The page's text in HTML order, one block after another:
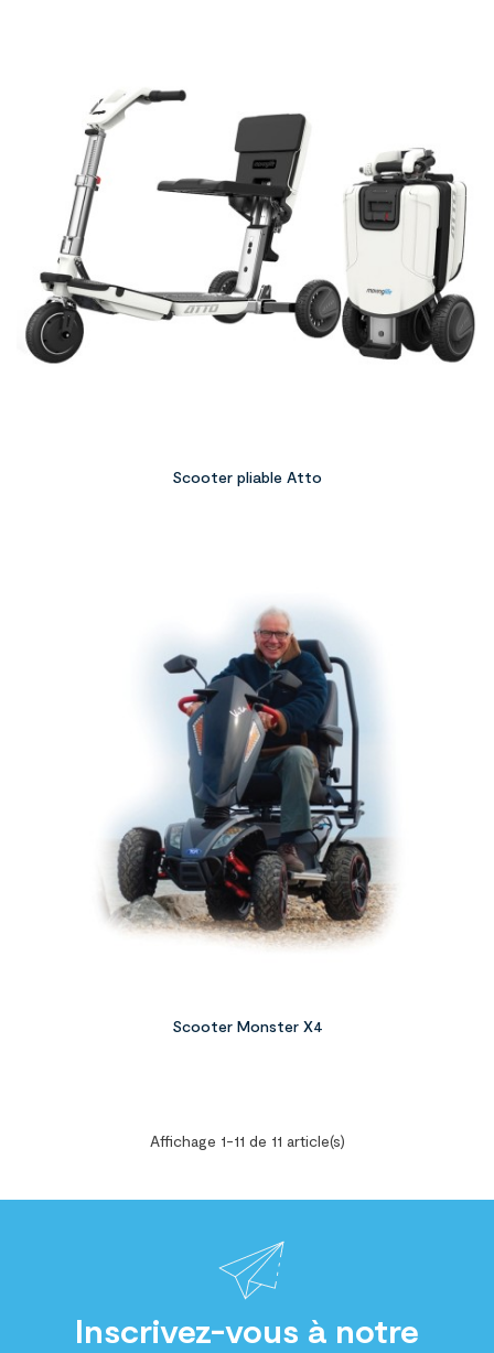
Scooter pliable Atto
Scooter Monster X4
Affichage 1-11 de 11 article(s)
Inscrivez-vous à notre